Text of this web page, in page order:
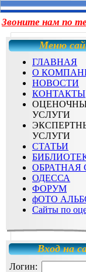
Звоните нам по
Меню
ГЛАВНАЯ
О
НОВОСТИ
КОНТАКТЫ
УСЛУГИ
УСЛУГИ
СТАТЬИ
ОБРАТНАЯ
ОДЕССА
ФОРУМ
фОТО
Сайты по
Вход на
Логин: